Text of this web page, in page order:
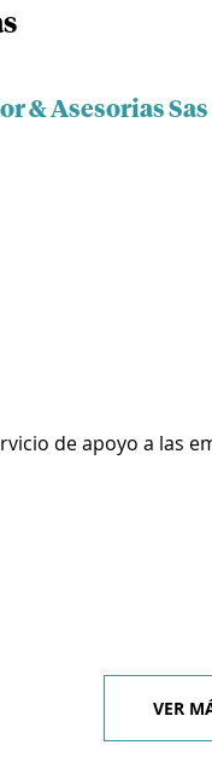
& Asesorias Sas
de apoyo a las
VER